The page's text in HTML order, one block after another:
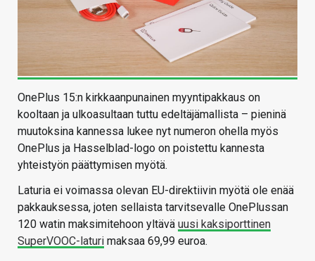
OnePlus 15:n kirkkaanpunainen myyntipakkaus on
kooltaan ja ulkoasultaan tuttu edeltäjämallista – pieninä
muutoksina kannessa lukee nyt numeron ohella myös
OnePlus ja Hasselblad-logo on poistettu kannesta
yhteistyön päättymisen myötä.
Laturia ei voimassa olevan EU-direktiivin myötä ole enää
pakkauksessa, joten sellaista tarvitsevalle OnePlussan
120 watin maksimitehoon yltävä uusi kaksiporttinen
SuperVOOC-laturi maksaa 69,99 euroa.